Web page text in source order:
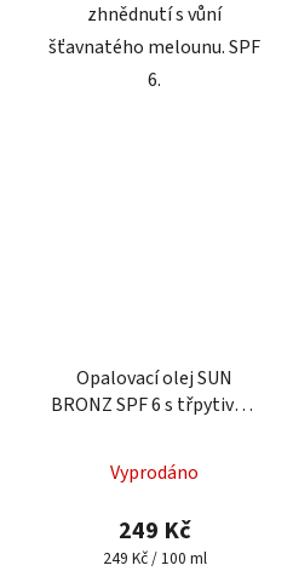
zhnědnutí s vůní
šťavnatého melounu. SPF
6.
Opalovací olej SUN
BRONZ SPF 6 s třpytivým
hodnocení
produktu
je
Vyprodáno
249 Kč
Měrná
249 Kč / 100 ml